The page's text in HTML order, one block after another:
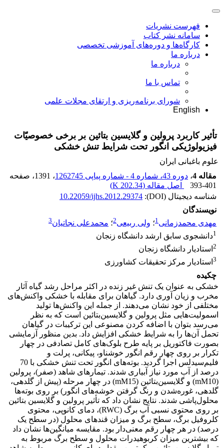
فهرست نشریات
سامانه نشر کتاب
کارگاه‌ها و دوره‌های آموزشی تخصصی
درباره ما
درباره ما
تماس با ما
شورای برنامه‌ریزی و ارتقای مجلات علمی
English
تأثیر کاربرد پرولین و گلایسین بتائین بر برخی خصوصیّات
فیزیولوژیکی انگور تحت شرایط تنش خشکی
علوم باغبانی ایران
مقاله 4
، دوره 43، شماره 4 - شماره پیاپی 1262745 ، 1391
، صفحه
393-401
اصل مقاله (202.34 K
)
شناسه دیجیتال (DOI):
10.22059/ijhs.2012.29374
نویسندگان
مهدی محمدزمانی1؛ ولی ربیعی2؛ محمدعلی نجاتیان3
1دانشجوی سابق ارشد دانشگاه زنجان
2 استادیار دانشگاه زنجان
3 استادیار مرکز تحقیقات کشاورزی
چکیده
خشکی به عنوان یک تنش غیر زنده در اکثر مراحل رشد گیاه آثار
مخرب و زیان آوری دارد. گیاهان برای مقابله با خشکی واکنش‌های
مختلفی از خود نشان می‌دهند. از جمله این واکنش‌ها تولید
اسمولیت‌هایی مثل پرولین و گلایسین‌بتائین است که به نظر
می‌رسد بتوان با اضافه کردن مصنوعی این ترکیبات در گیاهان
تحمل آن‌ها را به شرایط خشکی افزایش داد. بدین منظور آزمایشی
بصورت فاکتوریل بر پایه طرح بلوک‌های کامل تصادفی در چهار
تکرار بر روی چهار رقم انگور خوشناو، پیکانی، پرلت و
فلیم‌سیدلس اجرا گردید. بوته‌های انگور تحت تنش خشکی با 70
درصد از آب مورد نیاز آبیاری شدند. تیمارهای شاهد (صفر)، پرولین
(mM10) و گلایسین‌بتائین (mM15) در چهار مرحله (پیش از گلدهی،
گلدهی، غوره‌شدن و رنگ گرفتن خوشه‌های انگور) بر روی بوته‌ها
محلول‌پاشی شدند. نتایج نشان داد که تأثیر پرولین و گلایسین بتائین
بر روی محتوی نسبی آب برگ (RWC)، دمای کانوپی، محتوی
کلروفیل برگ، سطح برگ و میزان قندهای محلول (در سطح یک
درصد) در هر چهار رقم معنی‌دار بود. مقایسه میانگین‌ها نشان داد
که بیشترین میزان کربوهیدرات محلول و سطح برگ مربوط به